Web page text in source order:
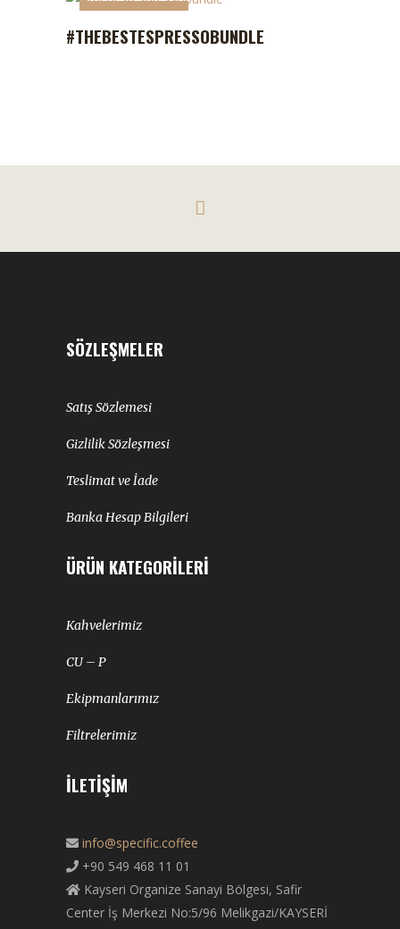
STOKTA YOK
STOKTA YOK
#THEBESTESPRESSOBUNDLE
SÖZLEŞMELER
Satış Sözlemesi
Gizlilik Sözleşmesi
Teslimat ve İade
Banka Hesap Bilgileri
ÜRÜN KATEGORILERI
Kahvelerimiz
CU – P
Ekipmanlarımız
Filtrelerimiz
İLETIŞIM
info@specific.coffee
+90 549 468 11 01
Kayseri Organize Sanayi Bölgesi, Safir
Center İş Merkezi No:5/96 Melikgazi/KAYSERİ